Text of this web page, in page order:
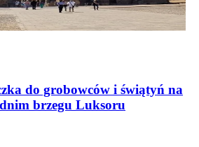
do grobowców i świątyń na
brzegu Luksoru